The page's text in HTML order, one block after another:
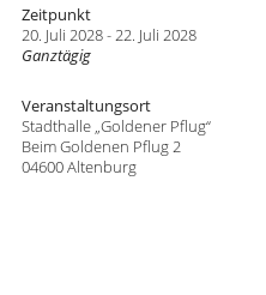
Zeitpunkt
20. Juli 2028 - 22. Juli 2028
Ganztägig
Veranstaltungsort
Stadthalle „Goldener Pflug“
Beim Goldenen Pflug 2
04600 Altenburg